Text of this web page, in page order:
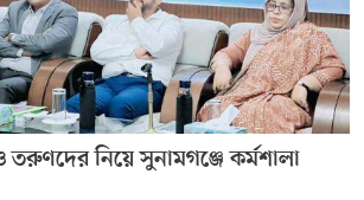
নিয়ে সুনামগঞ্জে কর্মশালা